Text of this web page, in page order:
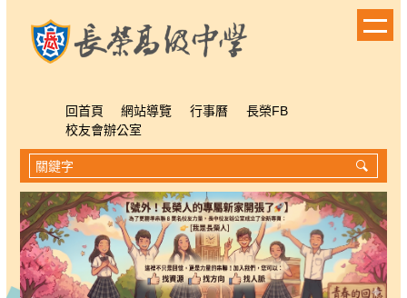
回首頁 網站導覽 行事曆
長榮FB
校友會辦公室